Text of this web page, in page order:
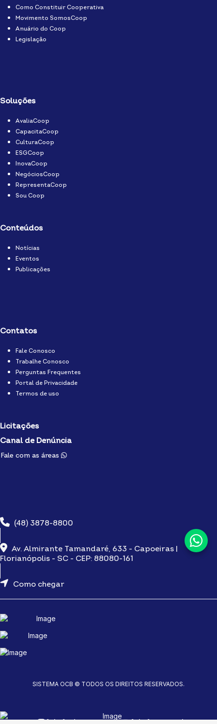
Como Constituir Cooperativa
Movimento SomosCoop
Anuário do Coop
Legislação
Soluções
AvaliaCoop
CapacitaCoop
CulturaCoop
ESGCoop
InovaCoop
NegóciosCoop
RepresentaCoop
Sou Coop
Conteúdos
Notícias
Eventos
Publicações
Contatos
Fale Conosco
Trabalhe Conosco
Perguntas Frequentes
Portal de Privacidade
Termos de uso
Licitações
Canal de Denúncia
Fale com as áreas
(48) 3878-8800
Av. Almirante Tamandaré, 633 - Capoeiras |
Florianópolis - SC - CEP: 88080-161
Como chegar
SISTEMA OCB © TODOS OS DIREITOS RESERVADOS.